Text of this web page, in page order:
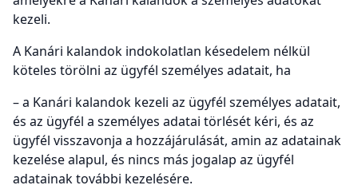
kezeli.
A Kanári kalandok indokolatlan késedelem nélkül
köteles törölni az ügyfél személyes adatait, ha
– a Kanári kalandok kezeli az ügyfél személyes adatait,
és az ügyfél a személyes adatai törlését kéri, és az
ügyfél visszavonja a hozzájárulását, amin az adatainak
kezelése alapul, és nincs más jogalap az ügyfél
adatainak további kezelésére.